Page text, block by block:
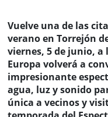
Vuelve una de las
verano en Torrejón
viernes, 5 de junio, a
Europa volverá a
impresionante
agua, luz y sonido
única a vecinos y